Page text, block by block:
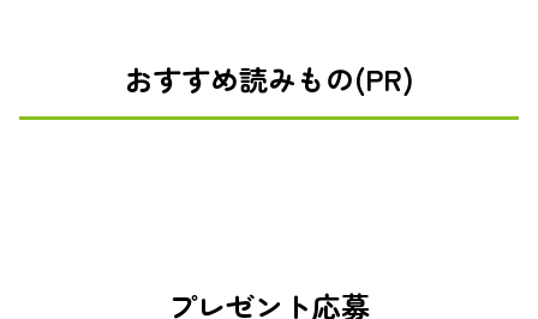
おすすめ読みもの(PR)
プレゼント応募